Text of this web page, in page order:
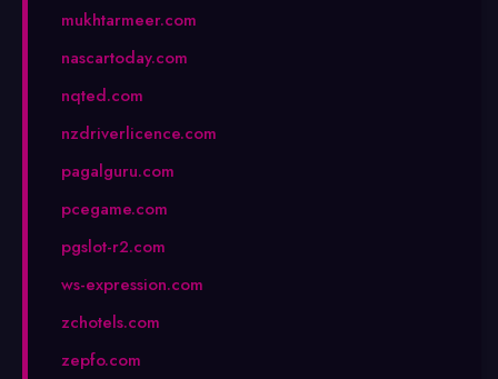
mukhtarmeer.com
nascartoday.com
nqted.com
nzdriverlicence.com
pagalguru.com
pcegame.com
pgslot-r2.com
ws-expression.com
zchotels.com
zepfo.com